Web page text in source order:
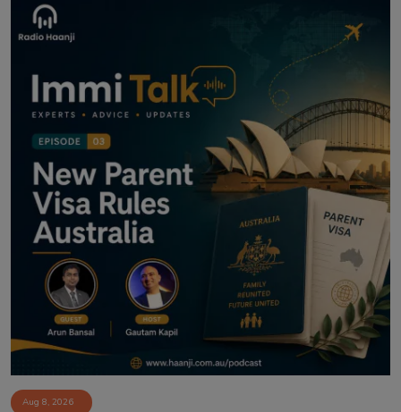
Aug 8, 2026